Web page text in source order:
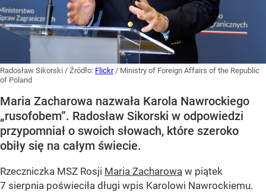
Radosław Sikorski / Źródło: Flickr / Ministry of Foreign Affairs of the Republic
of Poland
Maria Zacharowa nazwała Karola Nawrockiego
„rusofobem”. Radosław Sikorski w odpowiedzi
przypomniał o swoich słowach, które szeroko
obiły się na całym świecie.
Rzeczniczka MSZ Rosji Maria Zacharowa w piątek
7 sierpnia poświeciła długi wpis Karolowi Nawrockiemu.